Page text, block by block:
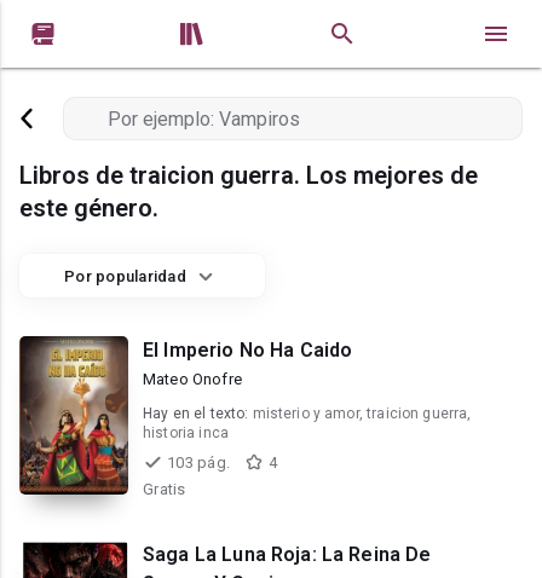
 
Libros de traicion guerra. Los mejores de
este género.
Por popularidad
El Imperio No Ha Caido
Mateo Onofre
Hay en el texto: misterio y amor, traicion guerra,
historia inca
103 pág.
4
Gratis
Saga La Luna Roja: La Reina De